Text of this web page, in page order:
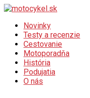
Novinky
Testy a recenzie
Cestovanie
Motoporadňa
História
Podujatia
O nás